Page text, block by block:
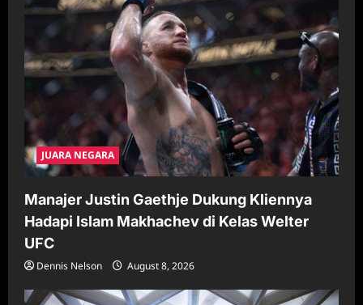
JUARA NEGARA
Manajer Justin Gaethje Dukung Kliennya
Hadapi Islam Makhachev di Kelas Welter
UFC
Dennis Nelson August 8, 2026